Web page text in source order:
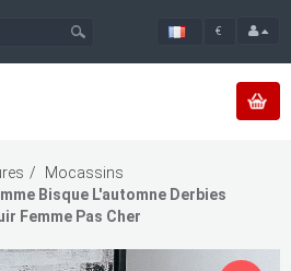
€
Mocassins
Bisque L'automne Derbies
Femme Pas Cher